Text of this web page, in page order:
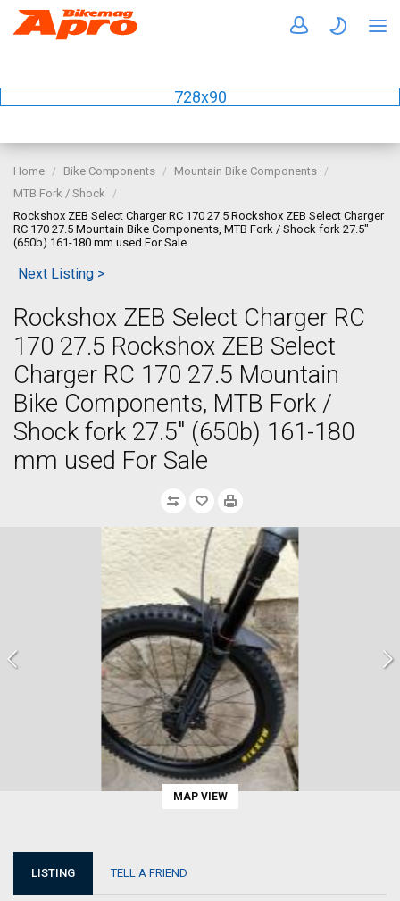
728x90
Home Bike Components
Mountain Bike Components
MTB Fork / Shock
Rockshox ZEB Select Charger RC 170 27.5 Rockshox ZEB Select Charger
RC 170 27.5 Mountain Bike Components, MTB Fork / Shock fork 27.5"
(650b) 161-180 mm used For Sale
Next Listing >
Rockshox ZEB Select Charger RC
170 27.5 Rockshox ZEB Select
Charger RC 170 27.5 Mountain
Bike Components, MTB Fork /
Shock fork 27.5" (650b) 161-180
mm used For Sale
MAP VIEW
LISTING TELL A FRIEND